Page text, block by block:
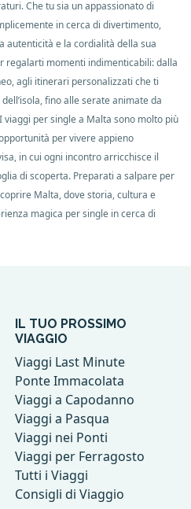
Che tu sia un appassionato di
in cerca di divertimento,
autenticità e la cordialità della sua
regalarti momenti indimenticabili: dalla
agli itinerari personalizzati che ti
fino alle serate animate da
viaggi per single a Malta sono molto più
per vivere appieno
in cui ogni incontro arricchisce il
di scoperta. Preparati a salpare per
Malta, dove storia, cultura e
magica per single in cerca di
IL TUO PROSSIMO
VIAGGIO
Viaggi Last Minute
Ponte Immacolata
Viaggi a Capodanno
Viaggi a Pasqua
Viaggi nei Ponti
Viaggi per Ferragosto
Tutti i Viaggi
Consigli di Viaggio